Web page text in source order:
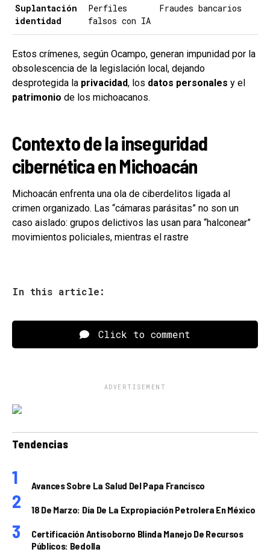
Suplantación
identidad
Perfiles
falsos con IA
Fraudes bancarios
Estos crímenes, según Ocampo, generan impunidad por la
obsolescencia de la legislación local, dejando
desprotegida la privacidad, los datos personales y el
patrimonio de los michoacanos.
Contexto de la inseguridad
cibernética en Michoacán
Michoacán enfrenta una ola de ciberdelitos ligada al
crimen organizado. Las “cámaras parásitas” no son un
caso aislado: grupos delictivos las usan para “halconear”
movimientos policiales, mientras el rastre
In this article:
Click to comment
ADVERTISEMENT
Tendencias
Avances Sobre La Salud Del Papa Francisco
18 De Marzo: Día De La Expropiación Petrolera En México
Certificación Antisoborno Blinda Manejo De Recursos
Públicos: Bedolla